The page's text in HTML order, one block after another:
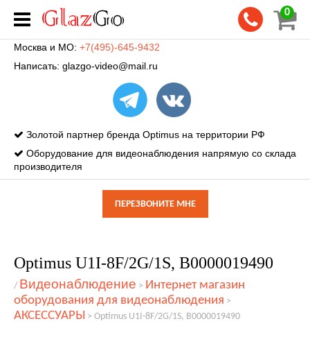
0
Москва и МО: +7(495)-645-9432
Написать: glazgo-video@mail.ru
Золотой партнер бренда Optimus на территории РФ
Оборудование для видеонаблюдения напрямую со склада
производителя
ПЕРЕЗВОНИТЕ МНЕ
Optimus U1I-8F/2G/1S, В0000019490
/ Видеонаблюдение > Интернет магазин
оборудования для видеонаблюдения >
АКСЕССУАРЫ > Optimus U1I-8F/2G/1S, В0000019490